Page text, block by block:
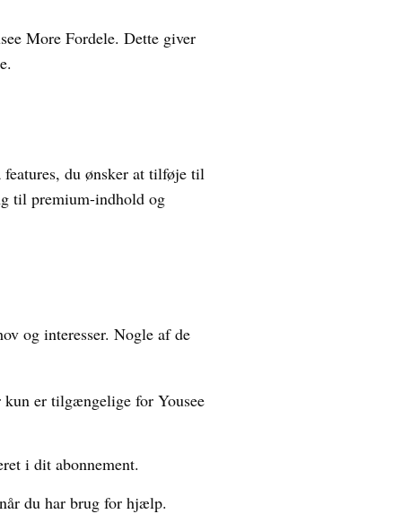
More Fordele. Dette giver
du ønsker at tilføje til
til premium-indhold og
og interesser. Nogle af de
er tilgængelige for Yousee
i dit abonnement.
du har brug for hjælp.